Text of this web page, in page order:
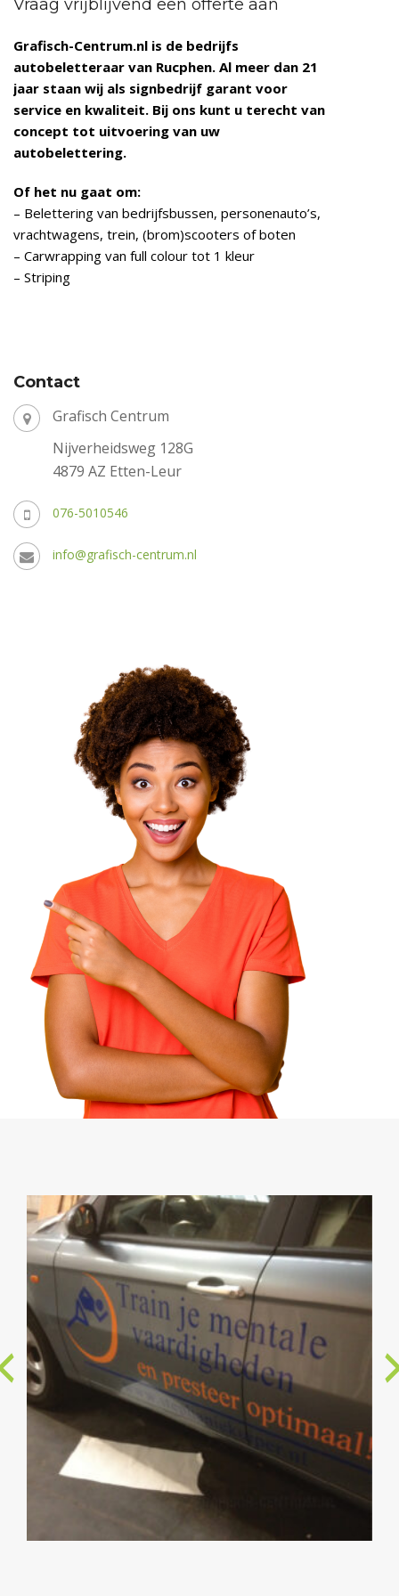
Vraag vrijblijvend een offerte aan
Grafisch-Centrum.nl is de bedrijfs
autobeletteraar van Rucphen. Al meer dan 21
jaar staan wij als signbedrijf garant voor
service en kwaliteit. Bij ons kunt u terecht van
concept tot uitvoering van uw
autobelettering.
Of het nu gaat om:
– Belettering van bedrijfsbussen, personenauto’s,
vrachtwagens, trein, (brom)scooters of boten
– Carwrapping van full colour tot 1 kleur
– Striping
Contact
Grafisch Centrum
Nijverheidsweg 128G
4879 AZ Etten-Leur
076-5010546
info@grafisch-centrum.nl